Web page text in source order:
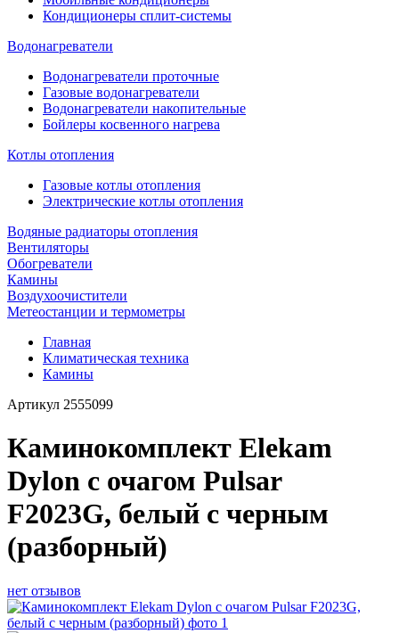
Кондиционеры сплит-системы
Водонагреватели
Водонагреватели проточные
Газовые водонагреватели
Водонагреватели накопительные
Бойлеры косвенного нагрева
Котлы отопления
Газовые котлы отопления
Электрические котлы отопления
Водяные радиаторы отопления
Вентиляторы
Обогреватели
Камины
Воздухоочистители
Метеостанции и термометры
Главная
Климатическая техника
Камины
Артикул 2555099
Каминокомплект Elekam
Dylon с очагом Pulsar
F2023G, белый с черным
(разборный)
нет отзывов